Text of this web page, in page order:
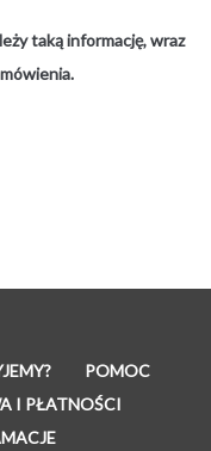
taką informację, wraz
POMOC
I PŁATNOŚCI